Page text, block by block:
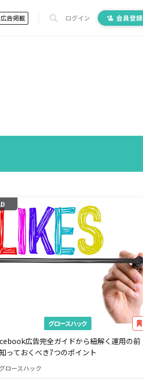
広告掲載 ログイン 会員登録
グロースハック
広告完全ガイドから紐解く運用の前
っておくべき7つのポイント
グロースハック